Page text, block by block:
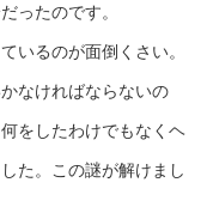
ったのです。
いるのが面倒くさい。
なければならないの
をしたわけでもなくヘ
た。この謎が解けまし